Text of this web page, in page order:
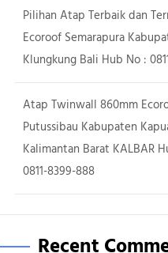
Pilihan Atap Terbaik dan
Ecoroof Semarapura
Klungkung Bali Hub No :
Atap Twinwall 860mm
Putussibau Kabupaten
Kalimantan Barat KALBAR
0811-8399-888
Recent